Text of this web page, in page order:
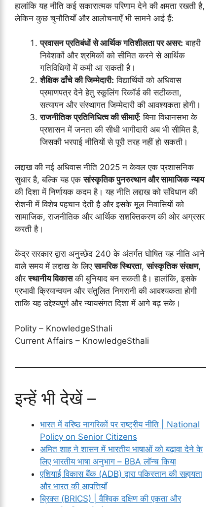
हालांकि यह नीति कई सकारात्मक परिणाम देने की क्षमता रखती है,
लेकिन कुछ चुनौतियाँ और आलोचनाएँ भी सामने आई हैं:
प्रवासन प्रतिबंधों से आर्थिक गतिशीलता पर असर: बाहरी
निवेशकों और श्रमिकों को सीमित करने से आर्थिक
गतिविधियों में कमी आ सकती है।
शैक्षिक ढाँचे की जिम्मेदारी: विद्यार्थियों को अधिवास
प्रमाणपत्र देने हेतु स्कूलिंग रिकॉर्ड की सटीकता,
सत्यापन और संस्थागत जिम्मेदारी की आवश्यकता होगी।
राजनीतिक प्रतिनिधित्व की सीमाएँ: बिना विधानसभा के
प्रशासन में जनता की सीधी भागीदारी अब भी सीमित है,
जिसकी भरपाई नीतियों से पूरी तरह नहीं हो सकती।
लद्दाख की नई अधिवास नीति 2025 न केवल एक प्रशासनिक
सुधार है, बल्कि यह एकसांस्कृतिक पुनरुत्थान और सामाजिक न्याय
की दिशा में निर्णायक कदम है। यह नीति लद्दाख को संविधान की
रोशनी में विशेष पहचान देती है और इसके मूल निवासियों को
सामाजिक, राजनीतिक और आर्थिक सशक्तिकरण की ओर अग्रसर
करती है।
केंद्र सरकार द्वारा अनुच्छेद 240 के अंतर्गत घोषित यह नीति आने
वाले समय में लद्दाख के लिएसामरिक स्थिरता,सांस्कृतिक संरक्षण,
औरस्थानीय विकासकी बुनियाद बन सकती है। हालांकि, इसके
प्रभावी क्रियान्वयन और संतुलित निगरानी की आवश्यकता होगी
ताकि यह उद्देश्यपूर्ण और न्यायसंगत दिशा में आगे बढ़ सके।
Polity – KnowledgeSthali
Current Affairs – KnowledgeSthali
इन्हें भी देखें –
भारत में वरिष्ठ नागरिकों पर राष्ट्रीय नीति | National
Policy on Senior Citizens
अमित शाह ने शासन में भारतीय भाषाओं को बढ़ावा देने के
लिए भारतीय भाषा अनुभाग – BBA लॉन्च किया
एशियाई विकास बैंक (ADB) द्वारा पकिस्तान की सहायता
और भारत की आपत्तियाँ
ब्रिक्स (BRICS) | वैश्विक दक्षिण की एकता और